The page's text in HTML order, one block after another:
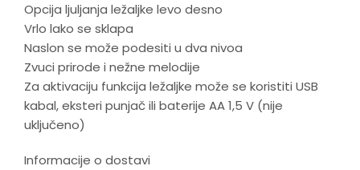
Opcija ljuljanja ležaljke levo desno
Vrlo lako se sklapa
Naslon se može podesiti u dva nivoa
Zvuci prirode i nežne melodije
Za aktivaciju funkcija ležaljke može se koristiti USB
kabal, eksteri punjač ili baterije AA 1,5 V (nije
uključeno)
Informacije o dostavi